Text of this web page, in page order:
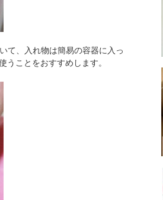
て、入れ物は簡易の容器に入っ
うことをおすすめします。